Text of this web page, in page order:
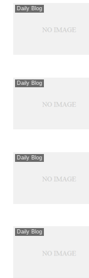
Daily Blog
Daily Blog
Daily Blog
Daily Blog